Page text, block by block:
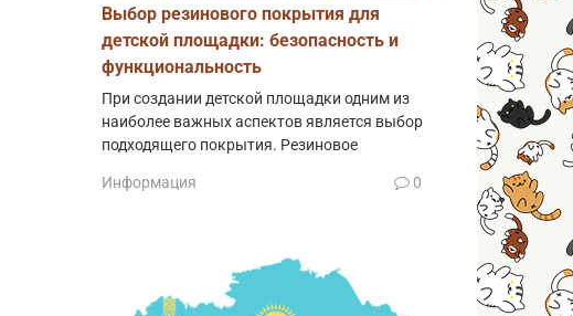
Выбор резинового покрытия для
детской площадки: безопасность и
функциональность
При создании детской площадки одним из
наиболее важных аспектов является выбор
подходящего покрытия. Резиновое
Информация 0